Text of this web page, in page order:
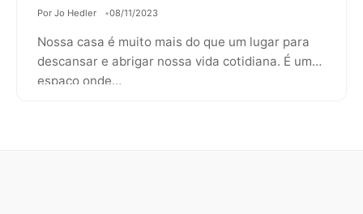
Por Jo Hedler 08/11/2023
Nossa casa é muito mais do que um lugar para
descansar e abrigar nossa vida cotidiana. É um
espaço onde…